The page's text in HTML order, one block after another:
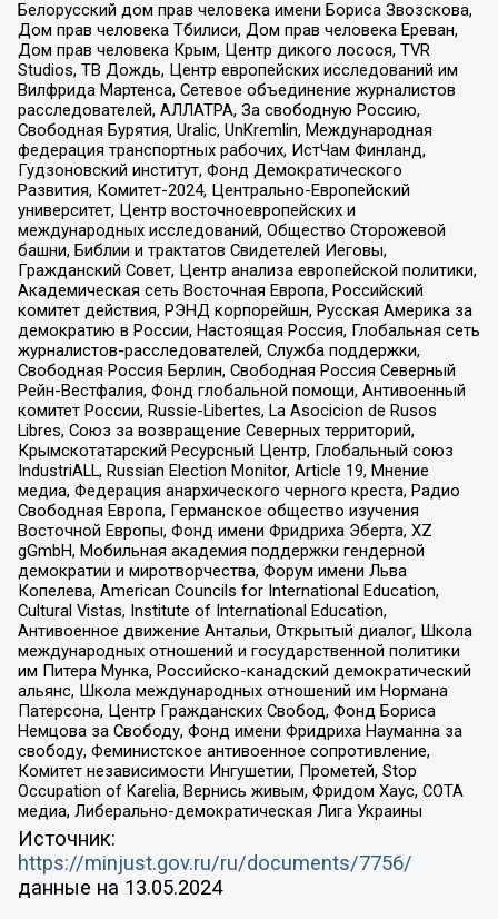
Белорусский дом прав человека имени Бориса Звозскова,
Дом прав человека Тбилиси, Дом прав человека Ереван,
Дом прав человека Крым, Центр дикого лосося, TVR
Studios, ТВ Дождь, Центр европейских исследований им
Вилфрида Мартенса, Сетевое объединение журналистов
расследователей, АЛЛАТРА, За свободную Россию,
Свободная Бурятия, Uralic, UnKremlin, Международная
федерация транспортных рабочих, ИстЧам Финланд,
Гудзоновский институт, Фонд Демократического
Развития, Комитет-2024, Центрально-Европейский
университет, Центр восточноевропейских и
международных исследований, Общество Сторожевой
башни, Библии и трактатов Свидетелей Иеговы,
Гражданский Совет, Центр анализа европейской политики,
Академическая сеть Восточная Европа, Российский
комитет действия, РЭНД корпорейшн, Русская Америка за
демократию в России, Настоящая Россия, Глобальная сеть
журналистов-расследователей, Служба поддержки,
Свободная Россия Берлин, Свободная Россия Северный
Рейн-Вестфалия, Фонд глобальной помощи, Антивоенный
комитет России, Russie-Libertes, La Asocicion de Rusos
Libres, Союз за возвращение Северных территорий,
Крымскотатарский Ресурсный Центр, Глобальный союз
IndustriALL, Russian Election Monitor, Article 19, Мнение
медиа, Федерация анархического черного креста, Радио
Свободная Европа, Германское общество изучения
Восточной Европы, Фонд имени Фридриха Эберта, XZ
gGmbH, Мобильная академия поддержки гендерной
демократии и миротворчества, Форум имени Льва
Копелева, American Councils for International Education,
Cultural Vistas, Institute of International Education,
Антивоенное движение Антальи, Открытый диалог, Школа
международных отношений и государственной политики
им Питера Мунка, Российско-канадский демократический
альянс, Школа международных отношений им Нормана
Патерсона, Центр Гражданских Свобод, Фонд Бориса
Немцова за Свободу, Фонд имени Фридриха Науманна за
свободу, Феминистское антивоенное сопротивление,
Комитет независимости Ингушетии, Прометей, Stop
Occupation of Karelia, Вернись живым, Фридом Хаус, СОТА
медиа, Либерально-демократическая Лига Украины
Источник:
https://minjust.gov.ru/ru/documents/7756/
данные на 13.05.2024